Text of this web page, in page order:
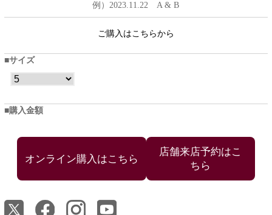
例）2023.11.22 A & B
ご購入はこちらから
サイズ
購入金額
店舗来店予約はこ
ちら